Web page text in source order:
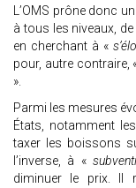
L’OMS prône donc
à tous les niveaux,
en cherchant à «
pour, autre contraire,
».
Parmi les mesures
États, notamment
taxer les boissons
l’inverse, à «
diminuer le prix. Il